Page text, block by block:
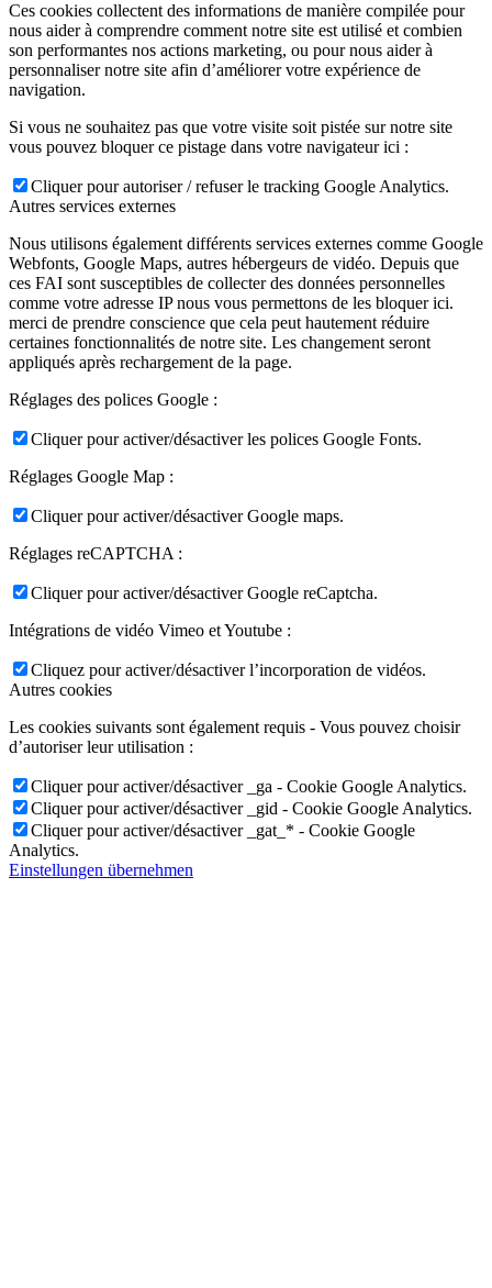
Ces cookies collectent des informations de manière compilée pour
nous aider à comprendre comment notre site est utilisé et combien
son performantes nos actions marketing, ou pour nous aider à
personnaliser notre site afin d’améliorer votre expérience de
navigation.
Si vous ne souhaitez pas que votre visite soit pistée sur notre site
vous pouvez bloquer ce pistage dans votre navigateur ici :
Cliquer pour autoriser / refuser le tracking Google Analytics.
Autres services externes
Nous utilisons également différents services externes comme Google
Webfonts, Google Maps, autres hébergeurs de vidéo. Depuis que
ces FAI sont susceptibles de collecter des données personnelles
comme votre adresse IP nous vous permettons de les bloquer ici.
merci de prendre conscience que cela peut hautement réduire
certaines fonctionnalités de notre site. Les changement seront
appliqués après rechargement de la page.
Réglages des polices Google :
Cliquer pour activer/désactiver les polices Google Fonts.
Réglages Google Map :
Cliquer pour activer/désactiver Google maps.
Réglages reCAPTCHA :
Cliquer pour activer/désactiver Google reCaptcha.
Intégrations de vidéo Vimeo et Youtube :
Cliquez pour activer/désactiver l’incorporation de vidéos.
Autres cookies
Les cookies suivants sont également requis - Vous pouvez choisir
d’autoriser leur utilisation :
Cliquer pour activer/désactiver _ga - Cookie Google Analytics.
Cliquer pour activer/désactiver _gid - Cookie Google Analytics.
Cliquer pour activer/désactiver _gat_* - Cookie Google
Analytics.
Einstellungen übernehmen